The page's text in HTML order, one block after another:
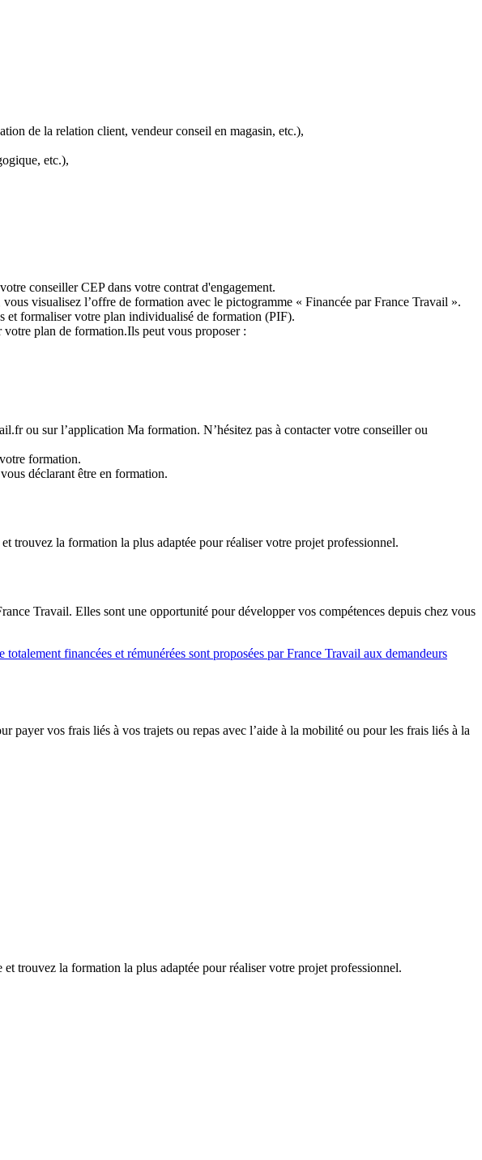
de la relation client, vendeur conseil en magasin, etc.),
etc.),
conseiller CEP dans votre contrat d'engagement.
vous visualisez l’offre de formation avec le pictogramme « Financée par France Travail ».
et formaliser votre plan individualisé de formation (PIF).
votre plan de formation.Ils peut vous proposer :
ou sur l’application Ma formation. N’hésitez pas à contacter votre conseiller ou
formation.
déclarant être en formation.
trouvez la formation la plus adaptée pour réaliser votre projet professionnel.
Travail. Elles sont une opportunité pour développer vos compétences depuis chez vous
financées et rémunérées sont proposées par France Travail aux demandeurs
vos frais liés à vos trajets ou repas avec l’aide à la mobilité ou pour les frais liés à la
trouvez la formation la plus adaptée pour réaliser votre projet professionnel.